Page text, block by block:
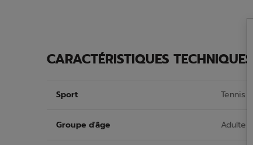
CARACTÉRISTIQUES TECHNIQUES
Sport Tennis
Groupe d'âge Adulte